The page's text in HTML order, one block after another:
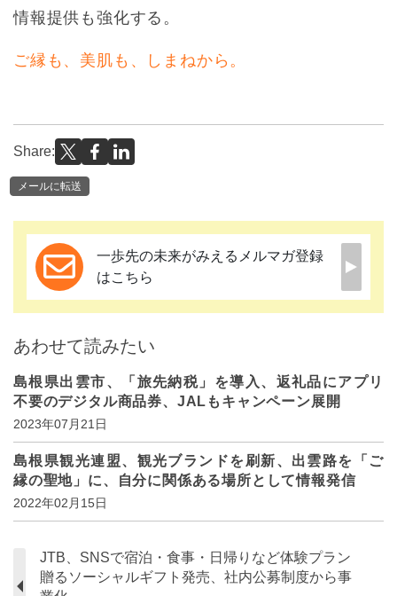
情報提供も強化する。
ご縁も、美肌も、しまねから。
Share:
メールに転送
一歩先の未来がみえるメルマガ登録
はこちら
あわせて読みたい
島根県出雲市、「旅先納税」を導入、返礼品にアプリ
不要のデジタル商品券、JALもキャンペーン展開
2023年07月21日
島根県観光連盟、観光ブランドを刷新、出雲路を「ご
縁の聖地」に、自分に関係ある場所として情報発信
2022年02月15日
JTB、SNSで宿泊・食事・日帰りなど体験プラン
贈るソーシャルギフト発売、社内公募制度から事